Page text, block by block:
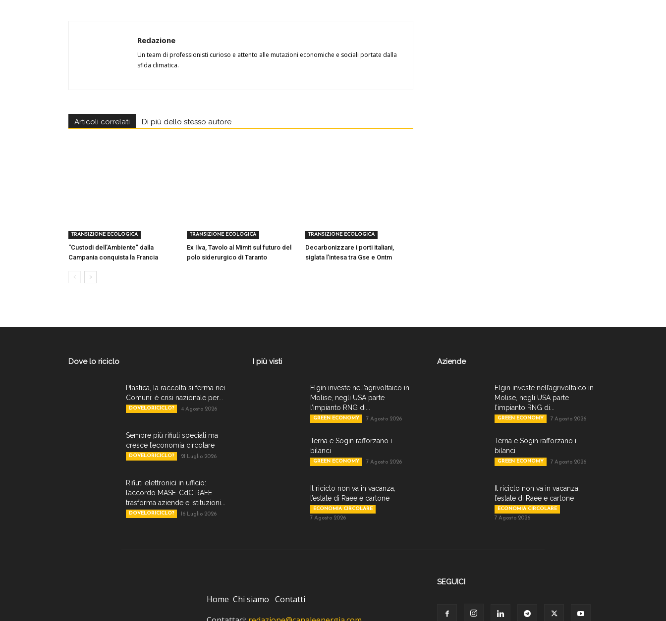
Redazione
Un team di professionisti curioso e attento alle mutazioni economiche e sociali portate dalla
sfida climatica.
Articoli correlati Di più dello stesso autore
TRANSIZIONE ECOLOGICA
“Custodi dell’Ambiente” dalla
Campania conquista la Francia
TRANSIZIONE ECOLOGICA
Ex Ilva, Tavolo al Mimit sul futuro del
polo siderurgico di Taranto
TRANSIZIONE ECOLOGICA
Decarbonizzare i porti italiani,
siglata l’intesa tra Gse e Ontm
Dove lo riciclo
Plastica, la raccolta si ferma nei
Comuni: è crisi nazionale per...
DOVELORICICLO? 4 Agosto 2026
Sempre più rifiuti speciali ma
cresce l’economia circolare
DOVELORICICLO? 21 Luglio 2026
Rifiuti elettronici in ufficio:
l’accordo MASE-CdC RAEE
trasforma aziende e istituzioni...
DOVELORICICLO? 16 Luglio 2026
I più visti
Elgin investe nell’agrivoltaico in
Molise, negli USA parte
l’impianto RNG di...
GREEN ECONOMY 7 Agosto 2026
Terna e Sogin rafforzano i
bilanci
GREEN ECONOMY 7 Agosto 2026
Il riciclo non va in vacanza,
l’estate di Raee e cartone
ECONOMIA CIRCOLARE
7 Agosto 2026
Aziende
Elgin investe nell’agrivoltaico in
Molise, negli USA parte
l’impianto RNG di...
GREEN ECONOMY 7 Agosto 2026
Terna e Sogin rafforzano i
bilanci
GREEN ECONOMY 7 Agosto 2026
Il riciclo non va in vacanza,
l’estate di Raee e cartone
ECONOMIA CIRCOLARE
7 Agosto 2026
Home Chi siamo Contatti
SEGUICI